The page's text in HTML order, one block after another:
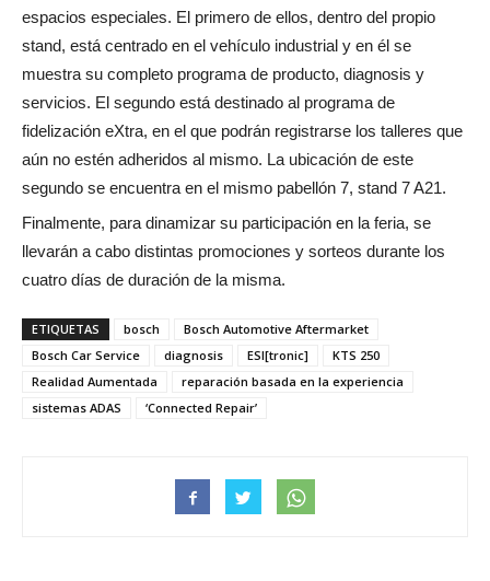
espacios especiales. El primero de ellos, dentro del propio
stand, está centrado en el vehículo industrial y en él se
muestra su completo programa de producto, diagnosis y
servicios. El segundo está destinado al programa de
fidelización eXtra, en el que podrán registrarse los talleres que
aún no estén adheridos al mismo. La ubicación de este
segundo se encuentra en el mismo pabellón 7, stand 7 A21.
Finalmente, para dinamizar su participación en la feria, se
llevarán a cabo distintas promociones y sorteos durante los
cuatro días de duración de la misma.
ETIQUETAS bosch
Bosch Automotive Aftermarket
Bosch Car Service
diagnosis ESI[tronic]
KTS 250
Realidad Aumentada
reparación basada en la experiencia
sistemas ADAS
‘Connected Repair’